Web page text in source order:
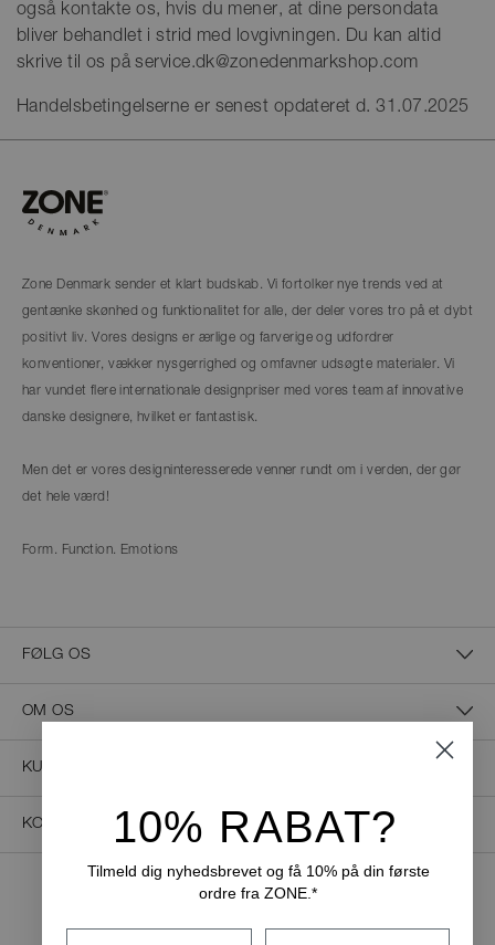
også kontakte os, hvis du mener, at dine persondata
bliver behandlet i strid med lovgivningen. Du kan altid
skrive til os på service.dk@zonedenmarkshop.com
Handelsbetingelserne er senest opdateret d. 31.07.2025
Zone Denmark sender et klart budskab. Vi fortolker nye trends ved at
gentænke skønhed og funktionalitet for alle, der deler vores tro på et dybt
positivt liv. Vores designs er ærlige og farverige og udfordrer
konventioner, vækker nysgerrighed og omfavner udsøgte materialer. Vi
har vundet flere internationale designpriser med vores team af innovative
danske designere, hvilket er fantastisk.
Men det er vores designinteresserede venner rundt om i verden, der gør
det hele værd!
Form. Function. Emotions
FØLG OS
OM OS
KUNDESERVICE
KONTAKT OS10% RABAT?
Tilmeld dig nyhedsbrevet og få 10% på din første
ordre fra ZONE.*
Fornavn Efternavn